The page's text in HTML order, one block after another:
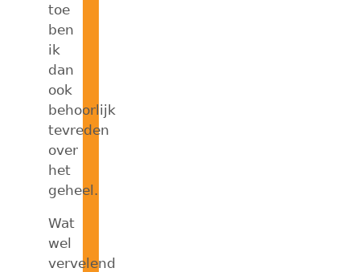
toe
ben
ik
dan
ook
behoorlijk
tevreden
over
het
geheel.
Wat
wel
vervelend